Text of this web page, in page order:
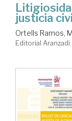
justicia
Ortells Ramos,
Editorial